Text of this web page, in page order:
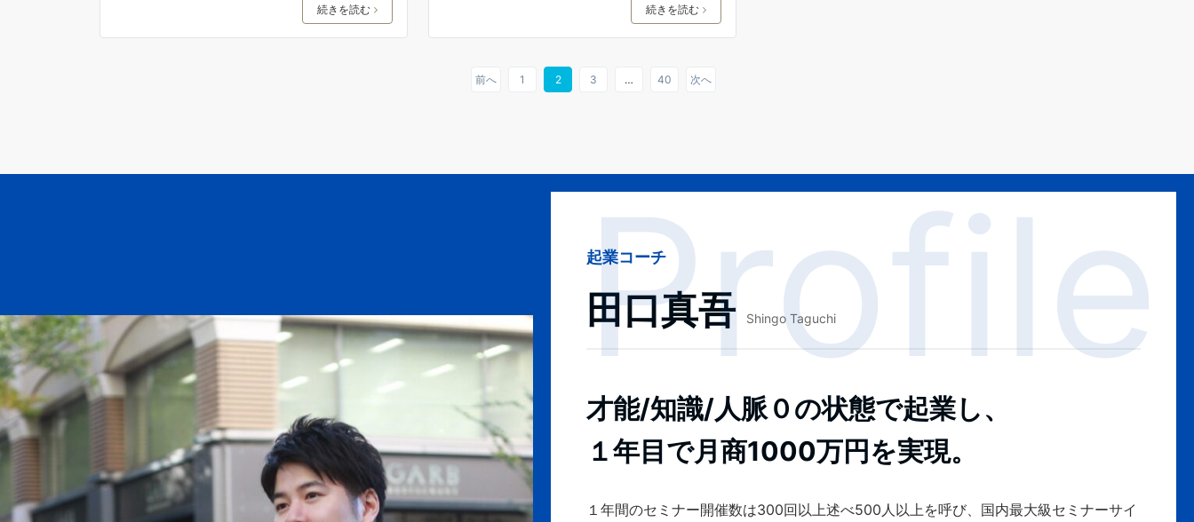
c
k
itt ai
続きを読む
e
b
er l
続きを読む
前へ 1 2 3 … 40 次へ
起業コーチ
田口真吾 Shingo Taguchi
才能/知識/人脈０の状態で起業し、
１年目で月商1000万円を実現。
１年間のセミナー開催数は300回以上述べ500人以上を呼び、国内最大級セミナーサイ